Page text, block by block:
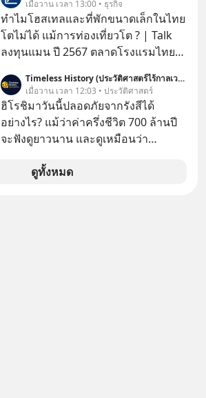
ในใจเพื่อความสุขที่ยั่งยืนได้อย่างไร?
ติดตามได้ในพอดแคสต์ 5M EP. นี้
#goodtime #5minutespodcast
#missiontothemoonpodcast
เมื่อวาน เวลา 13:00 • ธุรกิจ
ทำไมโฮสเทลและที่พักขนาดเล็กในไทย
โตไม่ได้ แม้การท่องเที่ยวโต ? | Talk
ลงทุนแมน ปี 2567 ตลาดโรงแรมไทย
หรือไม่ว่า รายได้กว่า 85% กระจุกอยู่กับ
ผู้ประกอบการรายใหญ่ และมีอัตราการ
เติบโตได้ถึง 16% ขณะที่ผู้ประกอบการ
โฮสเทลและที่พักขนาดเล็ก ซึ่งมีสัดส่วน
ถึง 91% ของธุรกิจที่พักทั้งหมด กลับโต
เพียง 1.3% เท่านั้น เกิดอะไรขึ้นกับที่พัก
รายเล็ก ? อะไรคือข้อจำกัดที่ทำให้โต
Timeless History (ประวัติศาสตร์ไร้กาลเวลา)
เมื่อวาน เวลา 12:03 • ประวัติศาสตร์
ฮิโรชิมาวันนี้ปลอดภัยจากรังสีได้
อย่างไร? แม้ว่าค่าครึ่งชีวิต 700 ล้านปี
จะฟังดูยาวนาน และดูเหมือนว่า
ยังคงอันตรายไปอีกยาวนานมาก แต่อัน
ดูทั้งหมด